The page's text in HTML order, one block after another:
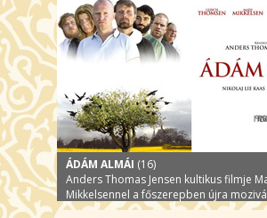
ÁDÁM ALMÁI (16)
Anders Thomas Jensen kultikus filmje
Mikkelsennel a főszerepben újra